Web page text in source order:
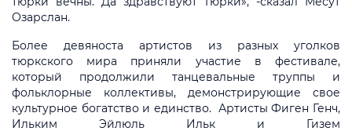
Озарслан.
Более девяноста артистов из разных уголков
тюркского мира приняли участие в фестивале,
который продолжили танцевальные труппы и
фольклорные коллективы, демонстрирующие свое
культурное богатство и единство. Артисты Фиген Генч,
Ильким Эйлюль Ильк и Гизем